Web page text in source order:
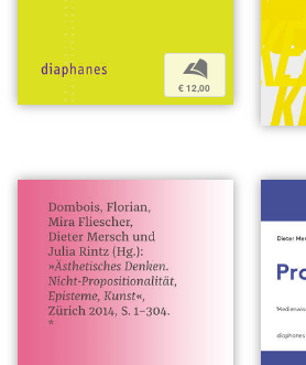
b
€ 12,00